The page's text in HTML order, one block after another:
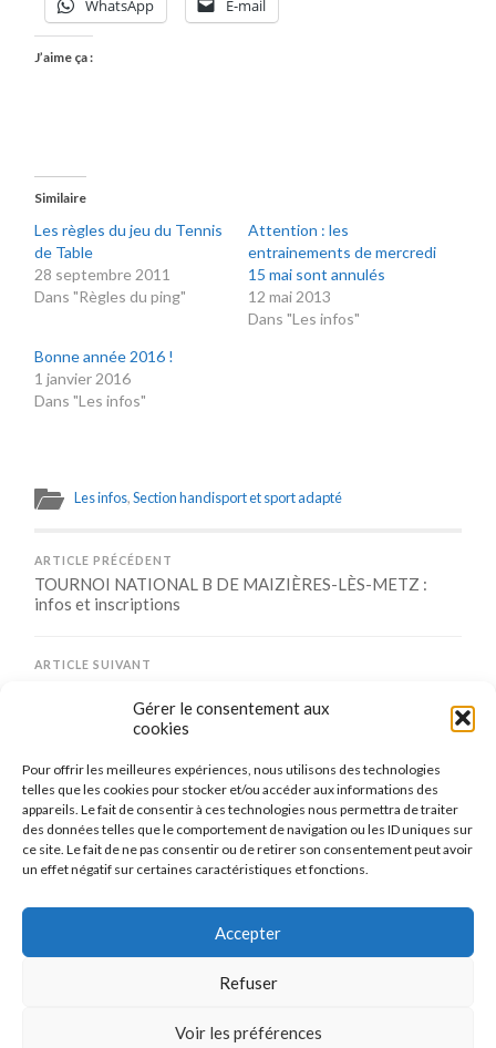
Gérer le consentement aux
cookies
Pour offrir les meilleures expériences, nous utilisons des technologies
telles que les cookies pour stocker et/ou accéder aux informations des
appareils. Le fait de consentir à ces technologies nous permettra de traiter
des données telles que le comportement de navigation ou les ID uniques sur
ce site. Le fait de ne pas consentir ou de retirer son consentement peut avoir
un effet négatif sur certaines caractéristiques et fonctions.
Accepter
Refuser
Voir les préférences
WhatsApp E-mail
J’aime ça :
Similaire
Les règles du jeu du Tennis
de Table
28 septembre 2011
Dans "Règles du ping"
Attention : les
entrainements de mercredi
15 mai sont annulés
12 mai 2013
Dans "Les infos"
Bonne année 2016 !
1 janvier 2016
Dans "Les infos"
Les infos,Section handisport et sport adapté
ARTICLE PRÉCÉDENT
TOURNOI NATIONAL B DE MAIZIÈRES-LÈS-METZ :
infos et inscriptions
ARTICLE SUIVANT
Comments are closed.
CONNEXION
LE TENNIS DE TABLE DE MAIZIÈRES-LÈS-METZ